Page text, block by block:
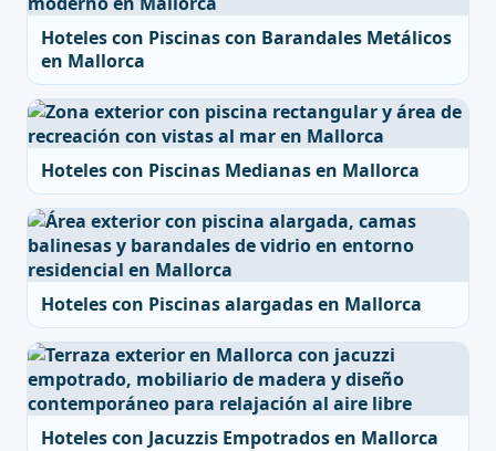
Hoteles con Piscinas con Barandales Metálicos
en Mallorca
Hoteles con Piscinas Medianas en Mallorca
Hoteles con Piscinas alargadas en Mallorca
Hoteles con Jacuzzis Empotrados en Mallorca